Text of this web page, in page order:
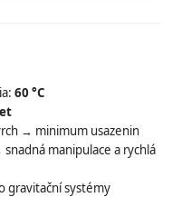
60 °C
→ minimum usazenin
manipulace a rychlá
gravitační systémy